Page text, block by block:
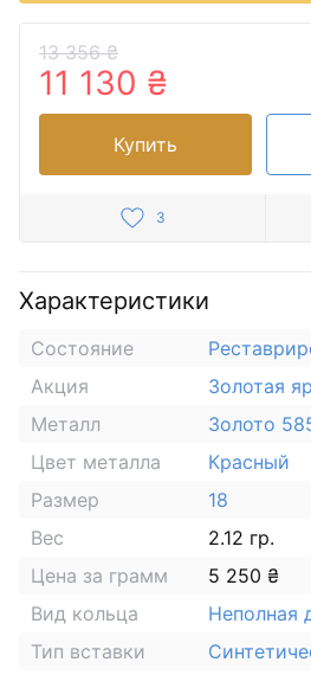
13 356 ₴
11 130 ₴
Купить
3
Характеристики
Состояние
Акция
Золотая
Металл
Золото
Цвет металла
Красный
Размер
18
Вес
2.12 гр.
Цена за грамм
5 250 ₴
Вид кольца
Неполная
Тип вставки